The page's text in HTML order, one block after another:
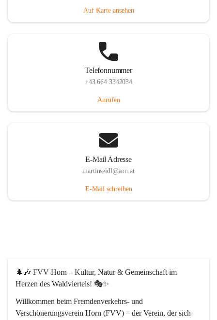
Auf Karte ansehen
Telefonnummer
+43 664 3342034
Anrufen
E-Mail Adresse
martinseidl@aon.at
E-Mail schreiben
🌲🎶 FVV Horn – Kultur, Natur & Gemeinschaft im
Herzen des Waldviertels! 🎭✨
Willkommen beim Fremdenverkehrs- und
Verschönerungsverein Horn (FVV) – der Verein, der sich